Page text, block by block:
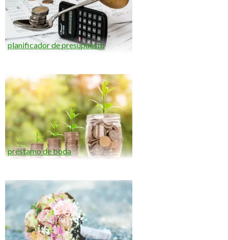
planificador de presupuesto
préstamo de boda